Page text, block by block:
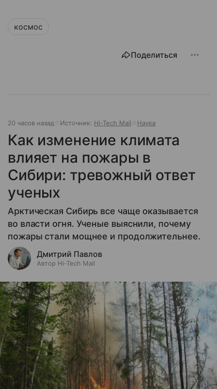
космос
Поделиться
20 часов назад Источник: Hi-Tech Mail Наука
Как изменение климата
влияет на пожары в
Сибири: тревожный ответ
ученых
Арктическая Сибирь все чаще оказывается
во власти огня. Ученые выяснили, почему
пожары стали мощнее и продолжительнее.
Дмитрий Павлов
Автор Hi-Tech Mail